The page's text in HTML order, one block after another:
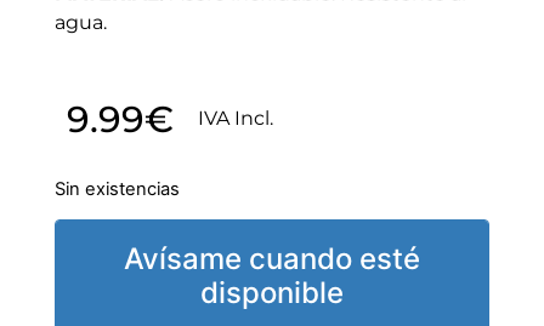
agua.
9.99€ IVA Incl.
Sin existencias
Avísame cuando esté
disponible